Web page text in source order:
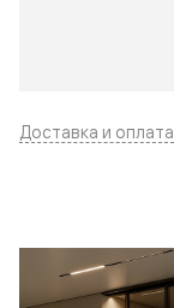
Доставка и оплата